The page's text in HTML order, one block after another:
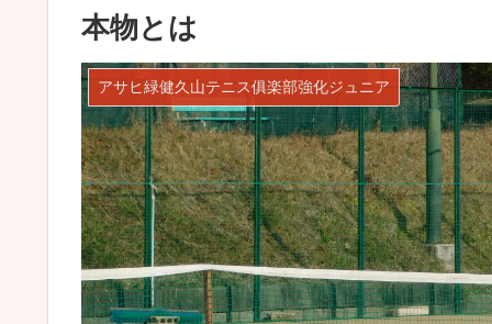
本物とは
アサヒ緑健久山テニス俱楽部強化ジュニア